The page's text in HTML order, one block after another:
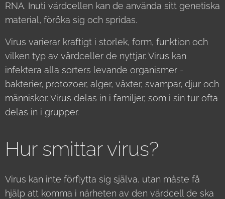
RNA. Inuti värdcellen kan de använda sitt genetiska
material, föröka sig och spridas.
Virus varierar kraftigt i storlek, form, funktion och
vilken typ av värdceller de nyttjar. Virus kan
infektera alla sorters levande organismer -
bakterier, protozoer, alger, växter, svampar, djur och
människor. Virus delas in i familjer, som i sin tur ofta
delas in i grupper.
Hur smittar virus?
Virus kan inte förflytta sig själva, utan måste få
hjälp att komma i närheten av den värdcell de ska